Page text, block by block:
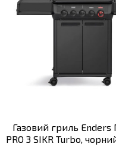
Газовий гриль Enders
PRO 3 SIKR Turbo,